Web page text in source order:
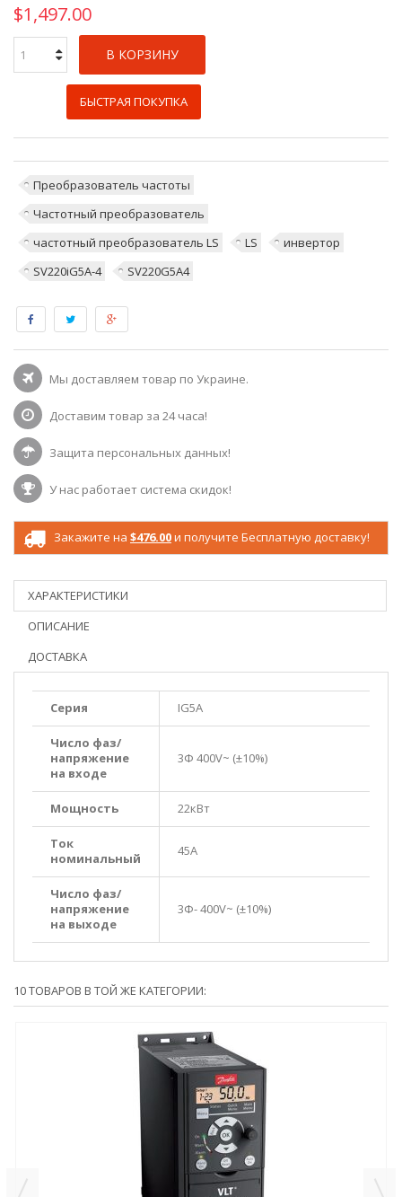
$1,497.00
В КОРЗИНУ
БЫСТРАЯ ПОКУПКА
Преобразователь частоты
Частотный преобразователь
частотный преобразователь LS
LS
инвертор
SV220iG5A-4
SV220G5A4
Мы доставляем товар по Украине.
Доставим товар за 24 часа!
Защита персональных данных!
У нас работает система скидок!
Закажите на $476.00и получите Бесплатную доставку!
ХАРАКТЕРИСТИКИ
ОПИСАНИЕ
ДОСТАВКА
Серия IG5A
Число фаз/
напряжение
на входе
3Ф 400V~ (±10%)
Мощность 22кВт
Ток
номинальный
45A
Число фаз/
напряжение
на выходе
3Ф- 400V~ (±10%)
10 ТОВАРОВ В ТОЙ ЖЕ КАТЕГОРИИ: